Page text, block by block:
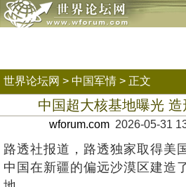
世界论坛网 > 中国军情 > 正文
中国超大核基地曝光 造
wforum.com 2026-05-31
路透社报道，路透独家取得美
中国在新疆的偏远沙漠区建造